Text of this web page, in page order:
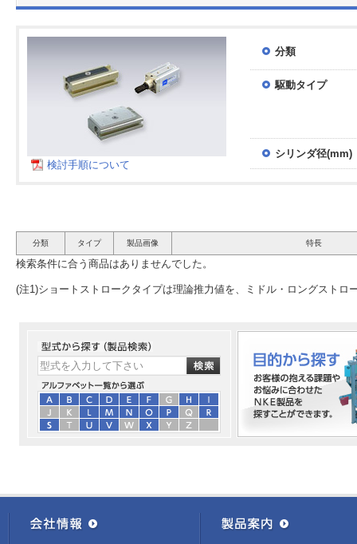
検討手順について
分類
駆動タイプ
シリンダ径(mm)
分類 タイプ 製品画像 特長
検索条件に合う商品はありませんでした。
(注1)ショートストロークタイプは理論推力値を、ミドル・ロングストロ